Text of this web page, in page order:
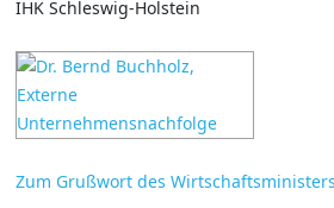
IHK Schleswig-Holstein
Zum Grußwort des Wirtschaftsministers